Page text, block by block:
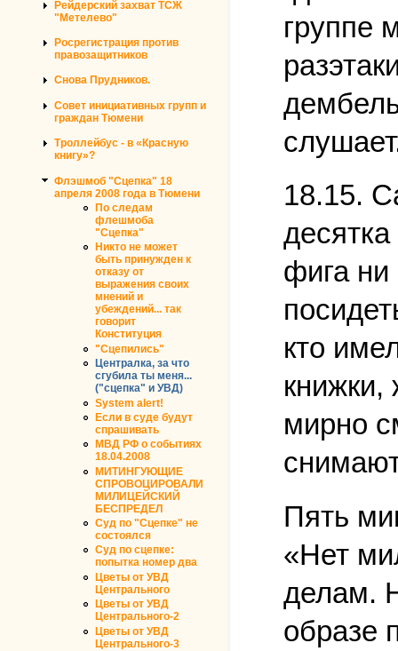
Рейдерский захват ТСЖ
"Метелево"
Росрегистрация против
правозащитников
Снова Прудников.
Совет инициативных групп и
граждан Тюмени
Троллейбус - в «Красную
книгу»?
Флэшмоб "Сцепка" 18
апреля 2008 года в Тюмени
По следам
флешмоба
"Сцепка"
Никто не может
быть принужден к
отказу от
выражения своих
мнений и
убеждений... так
говорит
Конституция
"Сцепились"
Централка, за что
сгубила ты меня...
("сцепка" и УВД)
System alert!
Если в суде будут
спрашивать
МВД РФ о событиях
18.04.2008
МИТИНГУЮЩИЕ
СПРОВОЦИРОВАЛИ
МИЛИЦЕЙСКИЙ
БЕСПРЕДЕЛ
Суд по "Сцепке" не
состоялся
Суд по сцепке:
попытка номер два
Цветы от УВД
Центрального
Цветы от УВД
Центрального-2
Цветы от УВД
Центрального-3
группе
18.15.
фига ни
кто
мирно
Пять
«Нет
делам.
образе